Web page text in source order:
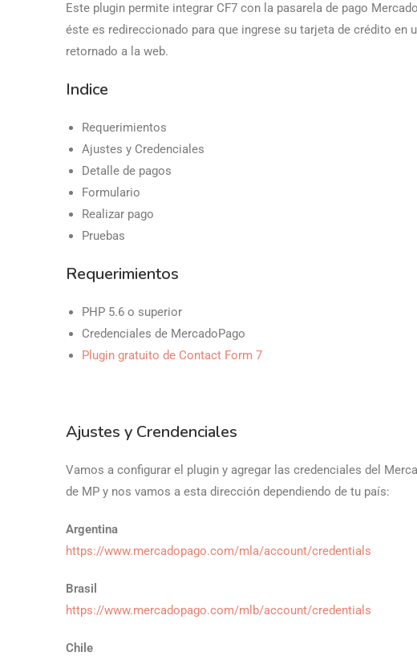
Este plugin permite integrar CF7 con la pasarela de pago
éste es redireccionado para que ingrese su tarjeta de crédito en
retornado a la web.
Indice
Requerimientos
Ajustes y Credenciales
Detalle de pagos
Formulario
Realizar pago
Pruebas
Requerimientos
PHP 5.6 o superior
Credenciales de MercadoPago
Plugin gratuito de Contact Form 7
Ajustes y Crendenciales
Vamos a configurar el plugin y agregar las credenciales del
de MP y nos vamos a esta dirección dependiendo de tu país:
Argentina
https://www.mercadopago.com/mla/account/credentials
Brasil
https://www.mercadopago.com/mlb/account/credentials
Chile